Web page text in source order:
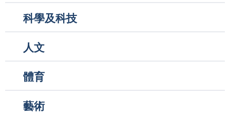
科學及科技
人文
體育
藝術